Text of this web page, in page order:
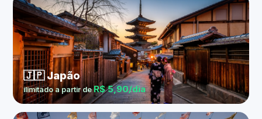
🇯🇵 Japão
ilimitado a partir deR$ 5,90/dia